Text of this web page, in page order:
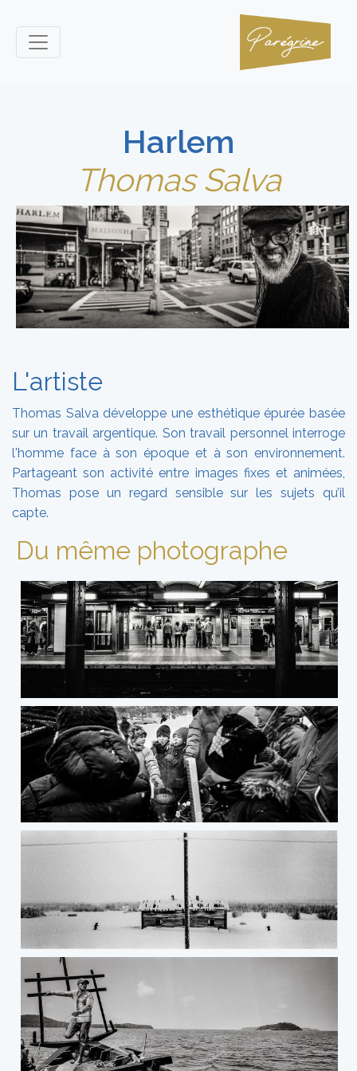
Harlem
Thomas Salva
L'artiste
Thomas Salva développe une esthétique épurée basée
sur un travail argentique. Son travail personnel interroge
l'homme face à son époque et à son environnement.
Partageant son activité entre images fixes et animées,
Thomas pose un regard sensible sur les sujets qu’il
capte.
Du même photographe